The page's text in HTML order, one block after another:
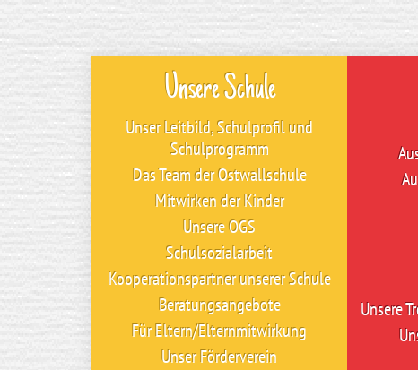
Unsere Schule
Unser Leitbild, Schulprofil und
Schulprogramm
Das Team der Ostwallschule
Mitwirken der Kinder
Unsere OGS
Schulsozialarbeit
Kooperationspartner unserer Schule
Beratungsangebote
Für Eltern/Elternmitwirkung
Unser Förderverein
Unsere